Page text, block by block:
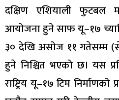
दक्षिण एशियाली फुटबल
आयोजना हुने साफ यू–१७
३० देखि असोज ११ गतेसम्म
हुने निश्चित भएको छ। यस
राष्ट्रिय यू–१७ टिम निर्माणको